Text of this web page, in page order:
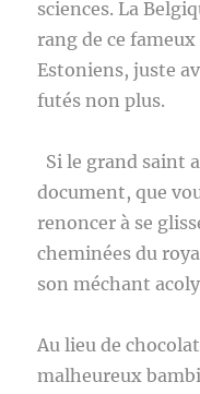
sciences. La
rang de ce
Estoniens, juste
futés non plus.
Si le grand saint
document, que
renoncer à se
cheminées du
son méchant
Au lieu de
malheureux